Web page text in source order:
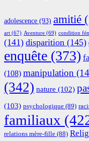
adolescence (93) amitié
art (67) Aventure (69) condition
(141) disparition (145)
enquête (373)
(108) manipulation
(342) nature (102)
(103) psychologique (89)
familiaux
relations mère-fille (88)